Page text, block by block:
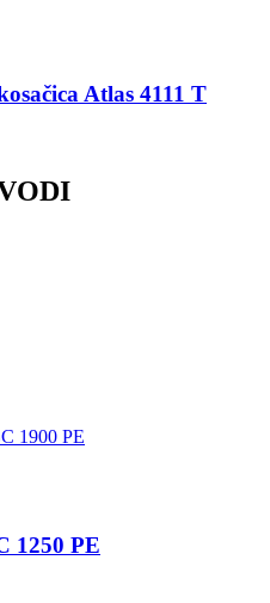
Atlas 4111 T
1250 PE